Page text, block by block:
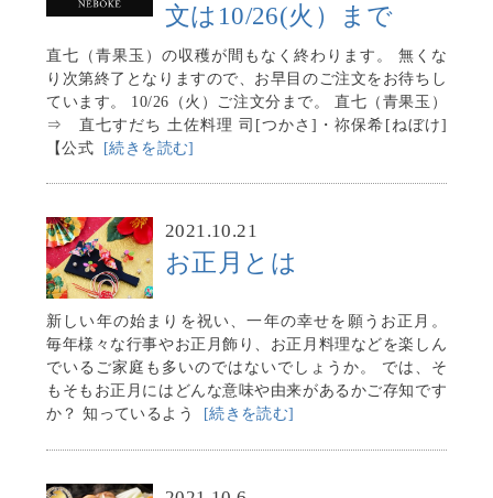
文は10/26(火）まで
直七（青果玉）の収穫が間もなく終わります。 無くな
り次第終了となりますので、お早目のご注文をお待ちし
ています。 10/26（火）ご注文分まで。 直七（青果玉）
⇒ 直七すだち 土佐料理 司[つかさ]・祢保希[ねぼけ]
【公式 [続きを読む]
2021.10.21
お正月とは
新しい年の始まりを祝い、一年の幸せを願うお正月。
毎年様々な行事やお正月飾り、お正月料理などを楽しん
でいるご家庭も多いのではないでしょうか。 では、そ
もそもお正月にはどんな意味や由来があるかご存知です
か？ 知っているよう [続きを読む]